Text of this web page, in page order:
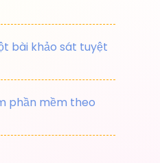
bài khảo sát tuyệt
phần mềm theo